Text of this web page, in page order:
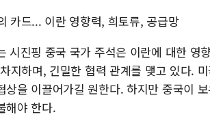
카드... 이란 영향력, 희토류, 공급망
시진핑 중국 국가 주석은 이란에 대한 영
지하며, 긴밀한 협력 관계를 맺고 있다.
상을 이끌어가길 원한다. 하지만 중국이
해야 한다.